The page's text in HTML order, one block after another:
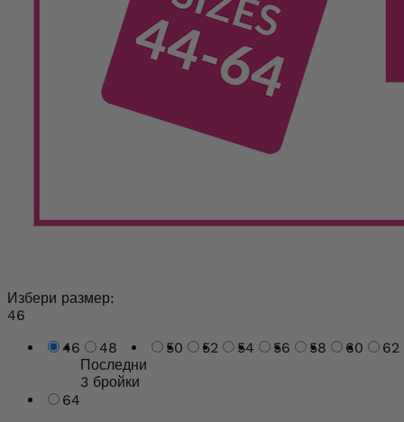
Избери размер:
46
46
48
Последни
3 бройки
50 52 54 56 58 60 62
64